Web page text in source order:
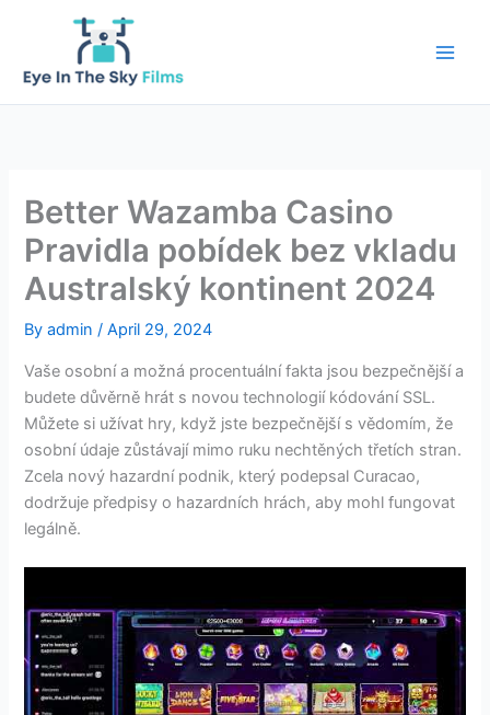
Better Wazamba Casino
Pravidla pobídek bez vkladu
Australský kontinent 2024
Byadmin/April 29, 2024
Vaše osobní a možná procentuální fakta jsou bezpečnější a
budete důvěrně hrát s novou technologií kódování SSL.
Můžete si užívat hry, když jste bezpečnější s vědomím, že
osobní údaje zůstávají mimo ruku nechtěných třetích stran.
Zcela nový hazardní podnik, který podepsal Curacao,
dodržuje předpisy o hazardních hrách, aby mohl fungovat
legálně.